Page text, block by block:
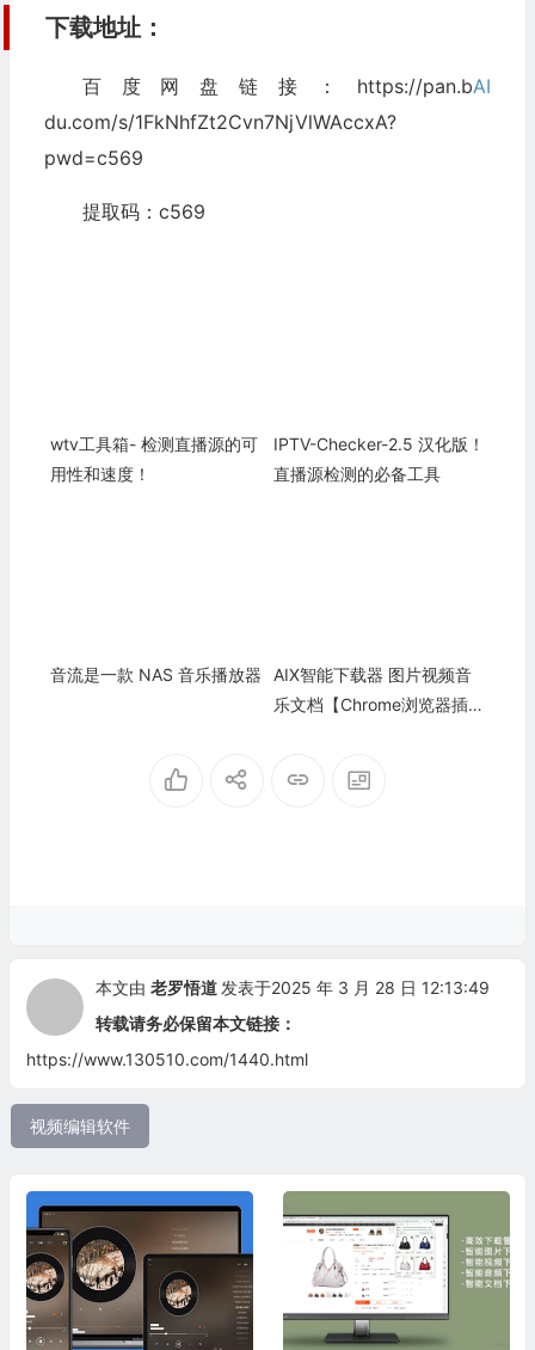
下载地址：
百度网盘链接：https://pan.bAI
du.com/s/1FkNhfZt2Cvn7NjVlWAccxA?
pwd=c569
提取码：c569
wtv工具箱- 检测直播源的可
用性和速度！
IPTV-Checker-2.5 汉化版！
直播源检测的必备工具
音流是一款 NAS 音乐播放器
AIX智能下载器 图片视频音
乐文档【Chrome浏览器插
本文由 老罗悟道 发表于2025 年 3 月 28 日 12:13:49
转载请务必保留本文链接：
https://www.130510.com/1440.html
视频编辑软件